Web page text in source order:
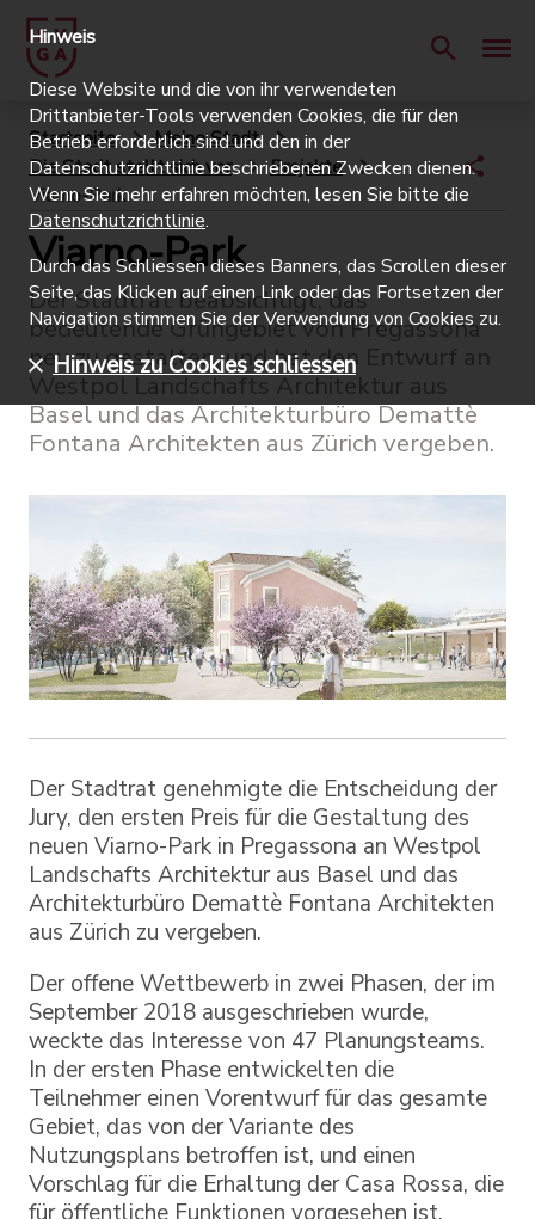
Startseite
Meine Stadt
Die Stadt stellt sich vor
Projekte
Viarno-Park
Viarno-Park
Der Stadtrat beabsichtigt, das
bedeutende Grüngebiet von Pregassona
neu zu gestalten, und hat den Entwurf an
Westpol Landschafts Architektur aus
Basel und das Architekturbüro Demattè
Fontana Architekten aus Zürich vergeben.
Der Stadtrat genehmigte die Entscheidung der
Jury, den ersten Preis für die Gestaltung des
neuen Viarno-Park in Pregassona an Westpol
Landschafts Architektur aus Basel und das
Architekturbüro Demattè Fontana Architekten
aus Zürich zu vergeben.
Der offene Wettbewerb in zwei Phasen, der im
September 2018 ausgeschrieben wurde,
weckte das Interesse von 47 Planungsteams.
In der ersten Phase entwickelten die
Teilnehmer einen Vorentwurf für das gesamte
Gebiet, das von der Variante des
Nutzungsplans betroffen ist, und einen
Vorschlag für die Erhaltung der Casa Rossa, die
Hinweis
Diese Website und die von ihr verwendeten
Drittanbieter-Tools verwenden Cookies, die für den
Betrieb erforderlich sind und den in der
Datenschutzrichtlinie beschriebenen Zwecken dienen.
Wenn Sie mehr erfahren möchten, lesen Sie bitte die
Datenschutzrichtlinie.
Durch das Schliessen dieses Banners, das Scrollen dieser
Seite, das Klicken auf einen Link oder das Fortsetzen der
Navigation stimmen Sie der Verwendung von Cookies zu.
Hinweis zu Cookies schliessen